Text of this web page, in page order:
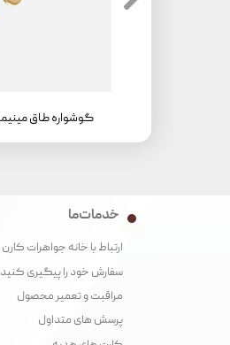
خدمات ما
ارتباط با خانه جواهرات کارن
سفارش خود را پیگیری کنید
مراقبت و تعمیر محصول
پرسش های متداول